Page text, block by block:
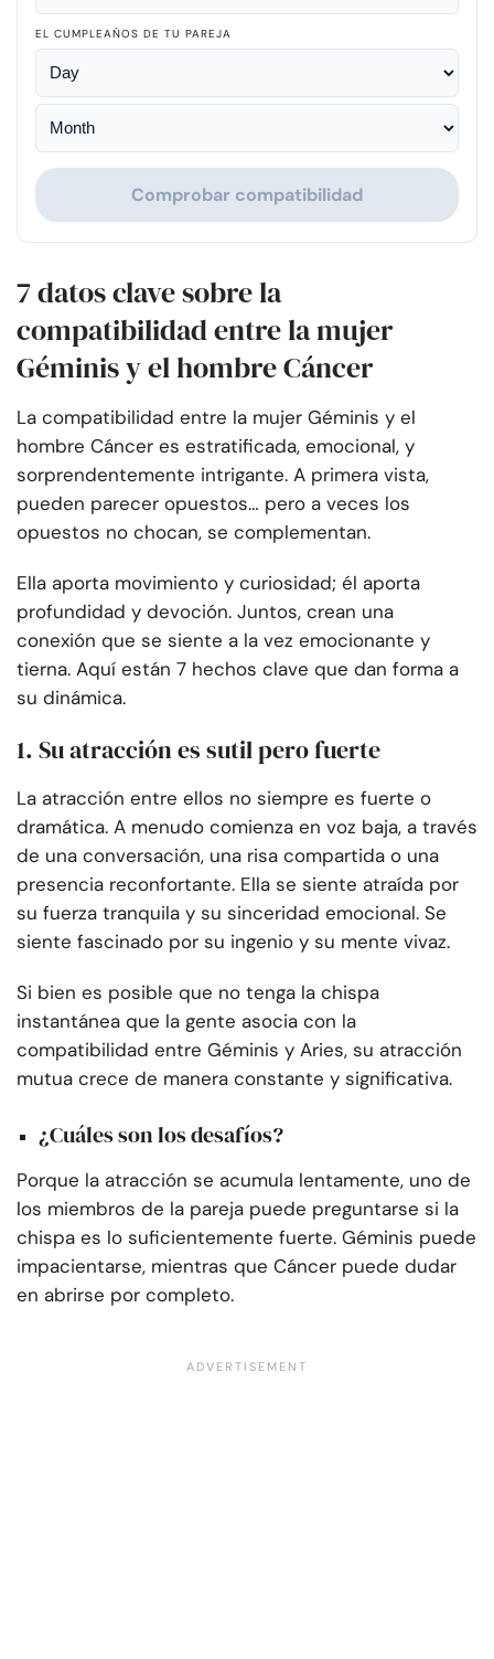
EL CUMPLEAÑOS DE TU PAREJA
Comprobar compatibilidad
7 datos clave sobre la
compatibilidad entre la mujer
Géminis y el hombre Cáncer
La compatibilidad entre la mujer Géminis y el
hombre Cáncer es estratificada, emocional, y
sorprendentemente intrigante. A primera vista,
pueden parecer opuestos… pero a veces los
opuestos no chocan, se complementan.
Ella aporta movimiento y curiosidad; él aporta
profundidad y devoción. Juntos, crean una
conexión que se siente a la vez emocionante y
tierna. Aquí están 7 hechos clave que dan forma a
su dinámica.
1. Su atracción es sutil pero fuerte
La atracción entre ellos no siempre es fuerte o
dramática. A menudo comienza en voz baja, a través
de una conversación, una risa compartida o una
presencia reconfortante. Ella se siente atraída por
su fuerza tranquila y su sinceridad emocional. Se
siente fascinado por su ingenio y su mente vivaz.
Si bien es posible que no tenga la chispa
instantánea que la gente asocia con la
compatibilidad entre Géminis y Aries, su atracción
mutua crece de manera constante y significativa.
¿Cuáles son los desafíos?
Porque la atracción se acumula lentamente, uno de
los miembros de la pareja puede preguntarse si la
chispa es lo suficientemente fuerte. Géminis puede
impacientarse, mientras que Cáncer puede dudar
en abrirse por completo.